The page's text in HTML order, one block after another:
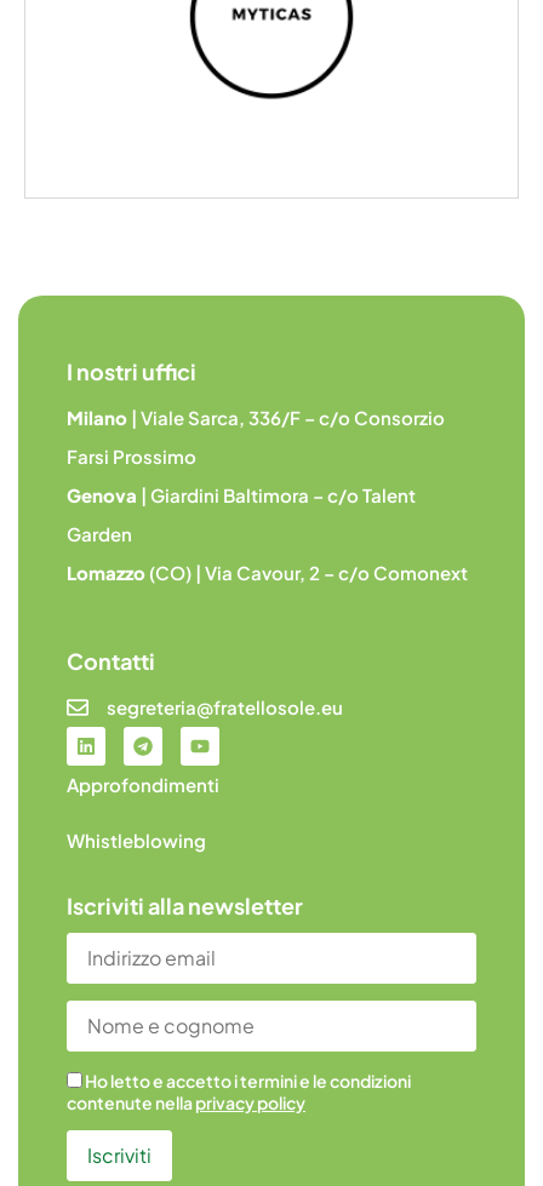
I nostri uffici
Milano | Viale Sarca, 336/F – c/o Consorzio
Farsi Prossimo
Genova | Giardini Baltimora – c/o Talent
Garden
Lomazzo (CO) | Via Cavour, 2 – c/o Comonext
Contatti
segreteria@fratellosole.eu
Approfondimenti
Whistleblowing
Iscriviti alla newsletter
Ho letto e accetto i termini e le condizioni
contenute nellaprivacy policy